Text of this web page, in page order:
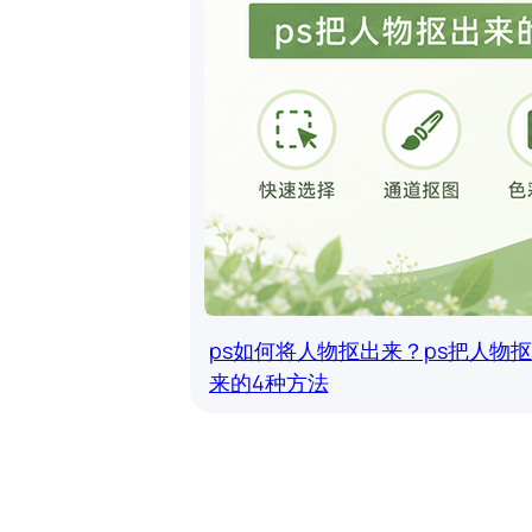
ps如何将人物抠出来？ps把人物
来的4种方法